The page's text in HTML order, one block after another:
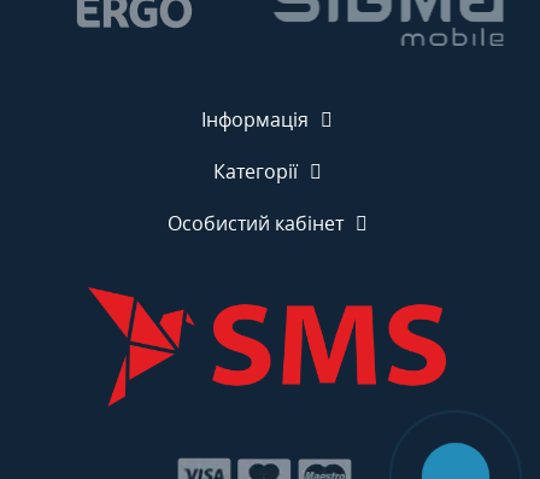
Інформація
Категорії
Особистий кабінет